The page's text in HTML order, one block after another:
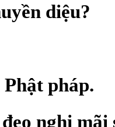
diệu?
pháp.
nghi mãi